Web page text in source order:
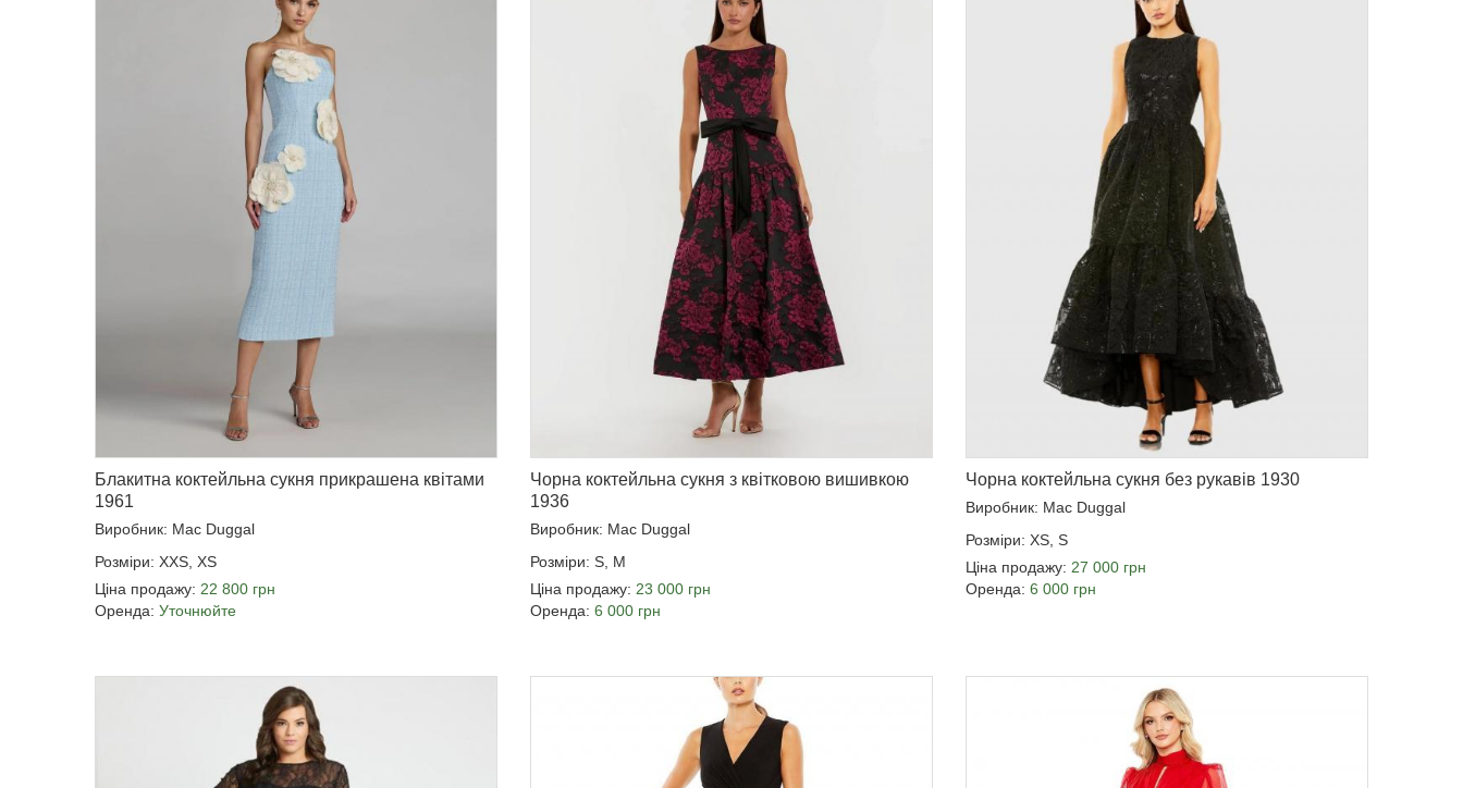
Блакитна коктейльна сукня прикрашена квітами
1961
Виробник: Mac Duggal
Розміри: XXS, XS
Ціна продажу: 22 800 грн
Оренда: Уточнюйте
Чорна коктейльна сукня з квітковою вишивкою
1936
Виробник: Mac Duggal
Розміри: S, M
Ціна продажу: 23 000 грн
Оренда: 6 000 грн
Чорна коктейльна сукня без рукавів 1930
Виробник: Mac Duggal
Розміри: XS, S
Ціна продажу: 27 000 грн
Оренда: 6 000 грн